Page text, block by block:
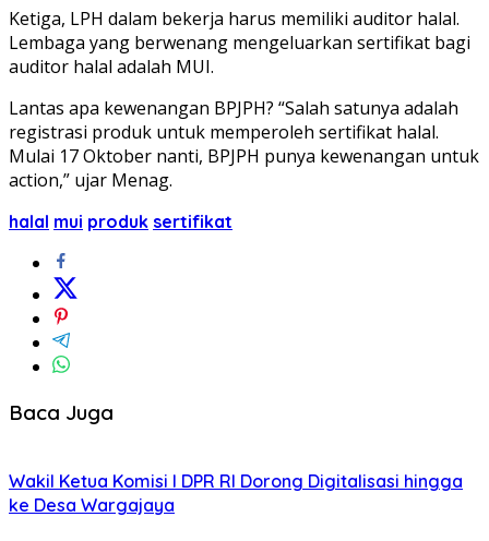
Ketiga, LPH dalam bekerja harus memiliki auditor halal.
Lembaga yang berwenang mengeluarkan sertifikat bagi
auditor halal adalah MUI.
Lantas apa kewenangan BPJPH? “Salah satunya adalah
registrasi produk untuk memperoleh sertifikat halal.
Mulai 17 Oktober nanti, BPJPH punya kewenangan untuk
action,” ujar Menag.
halal mui produk sertifikat
Baca Juga
Wakil Ketua Komisi I DPR RI Dorong Digitalisasi hingga
ke Desa Wargajaya